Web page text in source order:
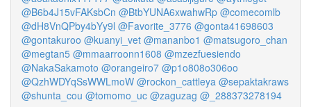
@B6b4J15vFAKsbCn @BtbYUNA6xwahwRp @comecomlb
@dH8VnQPby4bYy9l @Favorite_3776 @gonta41698603
@gontakuroo @kuanyi_vet @mananbo1 @matsugoro_chan
@megtan5 @mmaarroonn1608 @mzezfuesiendo
@NakaSakamoto @orangeiro7 @p1o808o306oo
@QzhWDYqSsWWLmoW @rockon_cattleya @sepaktakraws
@shunta_cou @tomomo_uc @zaguzag @_288373278194